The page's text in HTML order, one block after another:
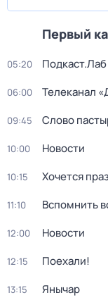
Первый
05:20 Подкаст.Лаб
06:00 Телеканал
09:45 Слово
10:00 Новости
10:15 Хочется
11:10 Вспомнить
12:00 Новости
12:15 Поехали!
13:15 Янычар